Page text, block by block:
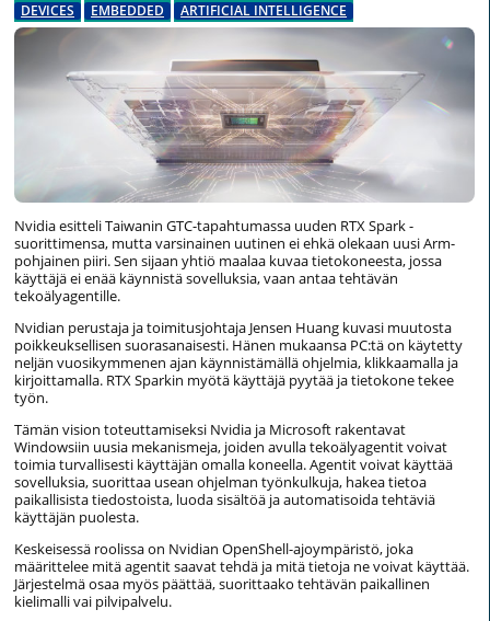
DEVICES EMBEDDED ARTIFICIAL INTELLIGENCE
Nvidia esitteli Taiwanin GTC-tapahtumassa uuden RTX Spark -
suorittimensa, mutta varsinainen uutinen ei ehkä olekaan uusi Arm-
pohjainen piiri. Sen sijaan yhtiö maalaa kuvaa tietokoneesta, jossa
käyttäjä ei enää käynnistä sovelluksia, vaan antaa tehtävän
tekoälyagentille.
Nvidian perustaja ja toimitusjohtaja Jensen Huang kuvasi muutosta
poikkeuksellisen suorasanaisesti. Hänen mukaansa PC:tä on käytetty
neljän vuosikymmenen ajan käynnistämällä ohjelmia, klikkaamalla ja
kirjoittamalla. RTX Sparkin myötä käyttäjä pyytää ja tietokone tekee
työn.
Tämän vision toteuttamiseksi Nvidia ja Microsoft rakentavat
Windowsiin uusia mekanismeja, joiden avulla tekoälyagentit voivat
toimia turvallisesti käyttäjän omalla koneella. Agentit voivat käyttää
sovelluksia, suorittaa usean ohjelman työnkulkuja, hakea tietoa
paikallisista tiedostoista, luoda sisältöä ja automatisoida tehtäviä
käyttäjän puolesta.
Keskeisessä roolissa on Nvidian OpenShell-ajoympäristö, joka
määrittelee mitä agentit saavat tehdä ja mitä tietoja ne voivat käyttää.
Järjestelmä osaa myös päättää, suorittaako tehtävän paikallinen
kielimalli vai pilvipalvelu.